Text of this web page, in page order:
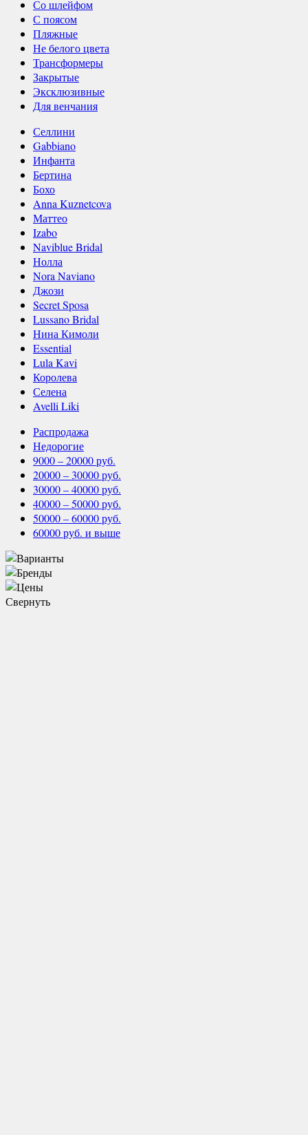
Со шлейфом
С поясом
Пляжные
Не белого цвета
Трансформеры
Закрытые
Эксклюзивные
Для венчания
Селлини
Gabbiano
Инфанта
Бертина
Бохо
Anna Kuznetcova
Маттео
Izabo
Naviblue Bridal
Нолла
Nora Naviano
Джози
Secret Sposa
Lussano Bridal
Нина Кимоли
Essential
Lula Kavi
Королева
Селена
Avelli Liki
Распродажа
Недорогие
9000 – 20000 руб.
20000 – 30000 руб.
30000 – 40000 руб.
40000 – 50000 руб.
50000 – 60000 руб.
60000 руб. и выше
Свернуть